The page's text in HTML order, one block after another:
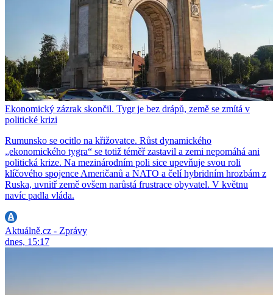
Ekonomický zázrak skončil. Tygr je bez drápů, země se zmítá v
politické krizi
Rumunsko se ocitlo na křižovatce. Růst dynamického
„ekonomického tygra“ se totiž téměř zastavil a zemi nepomáhá ani
politická krize. Na mezinárodním poli sice upevňuje svou roli
klíčového spojence Američanů a NATO a čelí hybridním hrozbám z
Ruska, uvnitř země ovšem narůstá frustrace obyvatel. V květnu
navíc padla vláda.
Aktuálně.cz - Zprávy
dnes, 15:17